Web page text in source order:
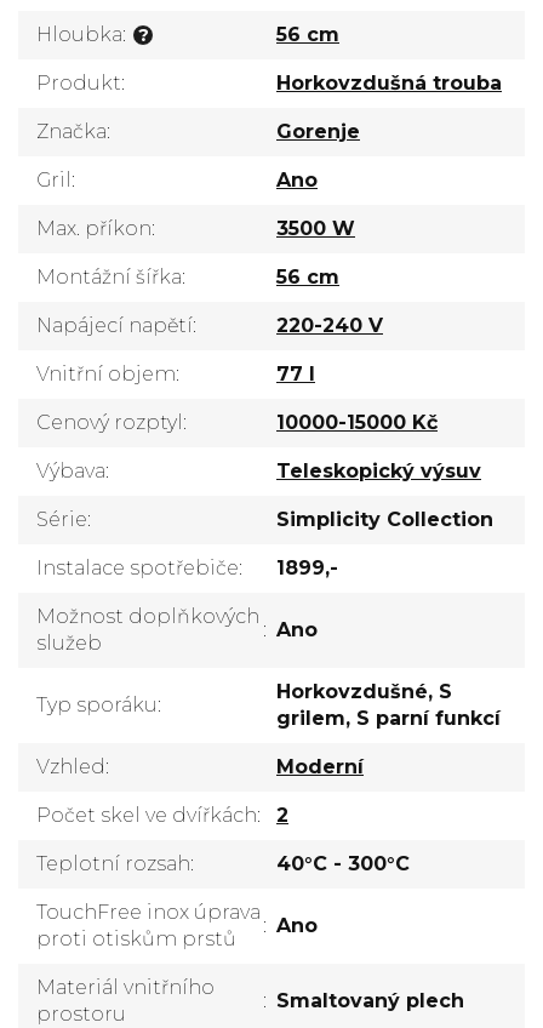
?
Hloubka: 56 cm
Produkt: Horkovzdušná trouba
Značka: Gorenje
Gril : Ano
Max. příkon: 3500 W
Montážní šířka: 56 cm
Napájecí napětí: 220-240 V
Vnitřní objem: 77 l
Cenový rozptyl : 10000-15000 Kč
Výbava: Teleskopický výsuv
Série: Simplicity Collection
Instalace spotřebiče: 1899,-
Možnost doplňkových
služeb
: Ano
Typ sporáku:
Horkovzdušné, S
grilem, S parní funkcí
Vzhled: Moderní
Počet skel ve dvířkách: 2
Teplotní rozsah: 40°C - 300°C
TouchFree inox úprava
proti otiskům prstů
: Ano
Materiál vnitřního
prostoru
: Smaltovaný plech